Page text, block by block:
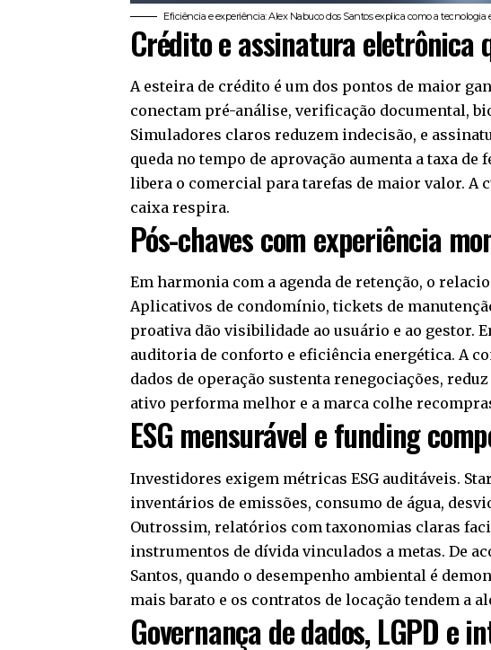
Eficiência e experiência: Alex Nabuco dos Santos explica como a
Crédito e assinatura eletrônica
A esteira de crédito é um dos pontos de maior
conectam pré-análise, verificação documental,
Simuladores claros reduzem indecisão, e
queda no tempo de aprovação aumenta a taxa
libera o comercial para tarefas de maior valor. A
caixa respira.
Pós-chaves com experiência
Em harmonia com a agenda de retenção, o
Aplicativos de condomínio, tickets de
proativa dão visibilidade ao usuário e ao gestor.
auditoria de conforto e eficiência energética. A
dados de operação sustenta renegociações,
ativo performa melhor e a marca colhe
ESG mensurável e funding
Investidores exigem métricas ESG auditáveis.
inventários de emissões, consumo de água,
Outrossim, relatórios com taxonomias claras
instrumentos de dívida vinculados a metas. De
Santos, quando o desempenho ambiental é
mais barato e os contratos de locação tendem a
Governança de dados, LGPD e